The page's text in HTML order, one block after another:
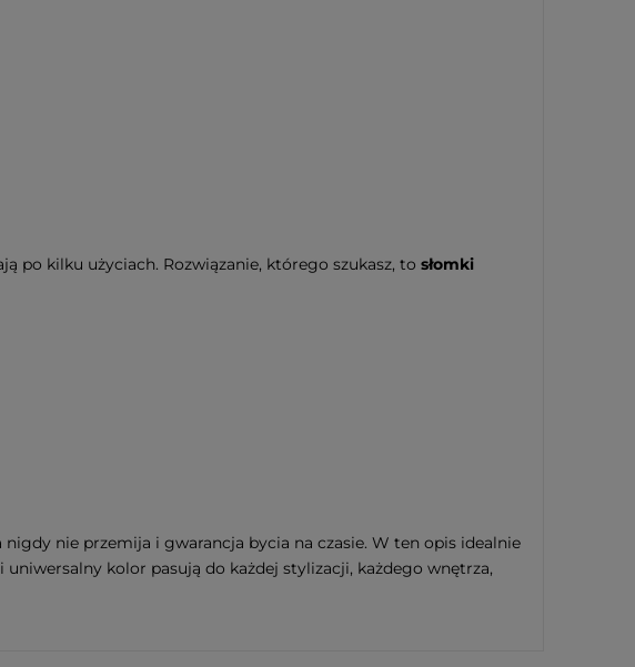
po kilku użyciach. Rozwiązanie, którego szukasz, tosłomki
nie przemija i gwarancja bycia na czasie. W ten opis idealnie
kolor pasują do każdej stylizacji, każdego wnętrza,